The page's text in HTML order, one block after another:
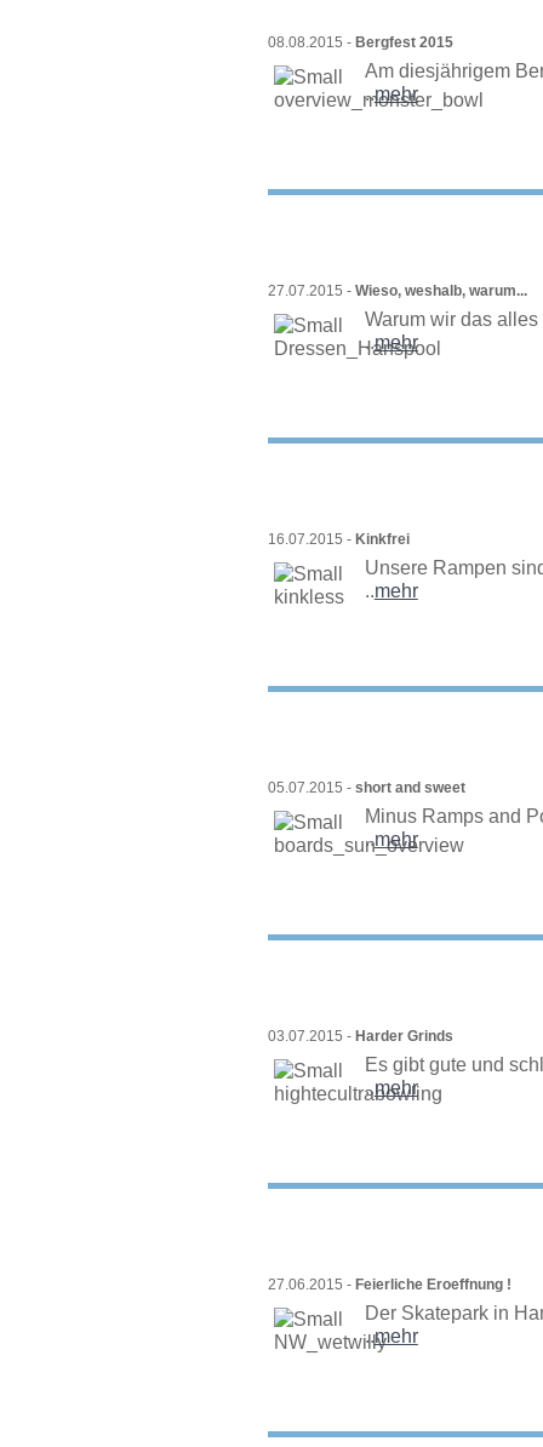
08.08.2015 - Bergfest 2015
Am diesjährigem
..mehr
27.07.2015 - Wieso, weshalb, warum...
Warum wir das
..mehr
16.07.2015 - Kinkfrei
Unsere Rampen
..mehr
05.07.2015 - short and sweet
Minus Ramps and
..mehr
03.07.2015 - Harder Grinds
Es gibt gute und
..mehr
27.06.2015 - Feierliche Eroeffnung !
Der Skatepark in
..mehr